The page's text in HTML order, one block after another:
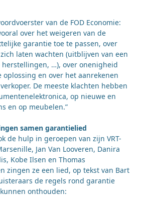
van de FOD Economie:
over het weigeren van de
garantie toe te passen, over
laten wachten (uitblijven van een
…), over onenigheid
oplossing en over het aanrekenen
De meeste klachten hebben
op nieuwe en
en op meubelen.”
samen garantielied
de hulp in geroepen van zijn VRT-
Jan Van Looveren, Danira
Kobe Ilsen en Thomas
zingen ze een lied, op tekst van Bart
de regels rond garantie
onthouden: